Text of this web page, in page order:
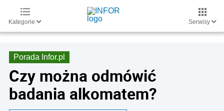
Kategorie Serwisy
Porada Infor.pl
Czy można odmówić
badania alkomatem?